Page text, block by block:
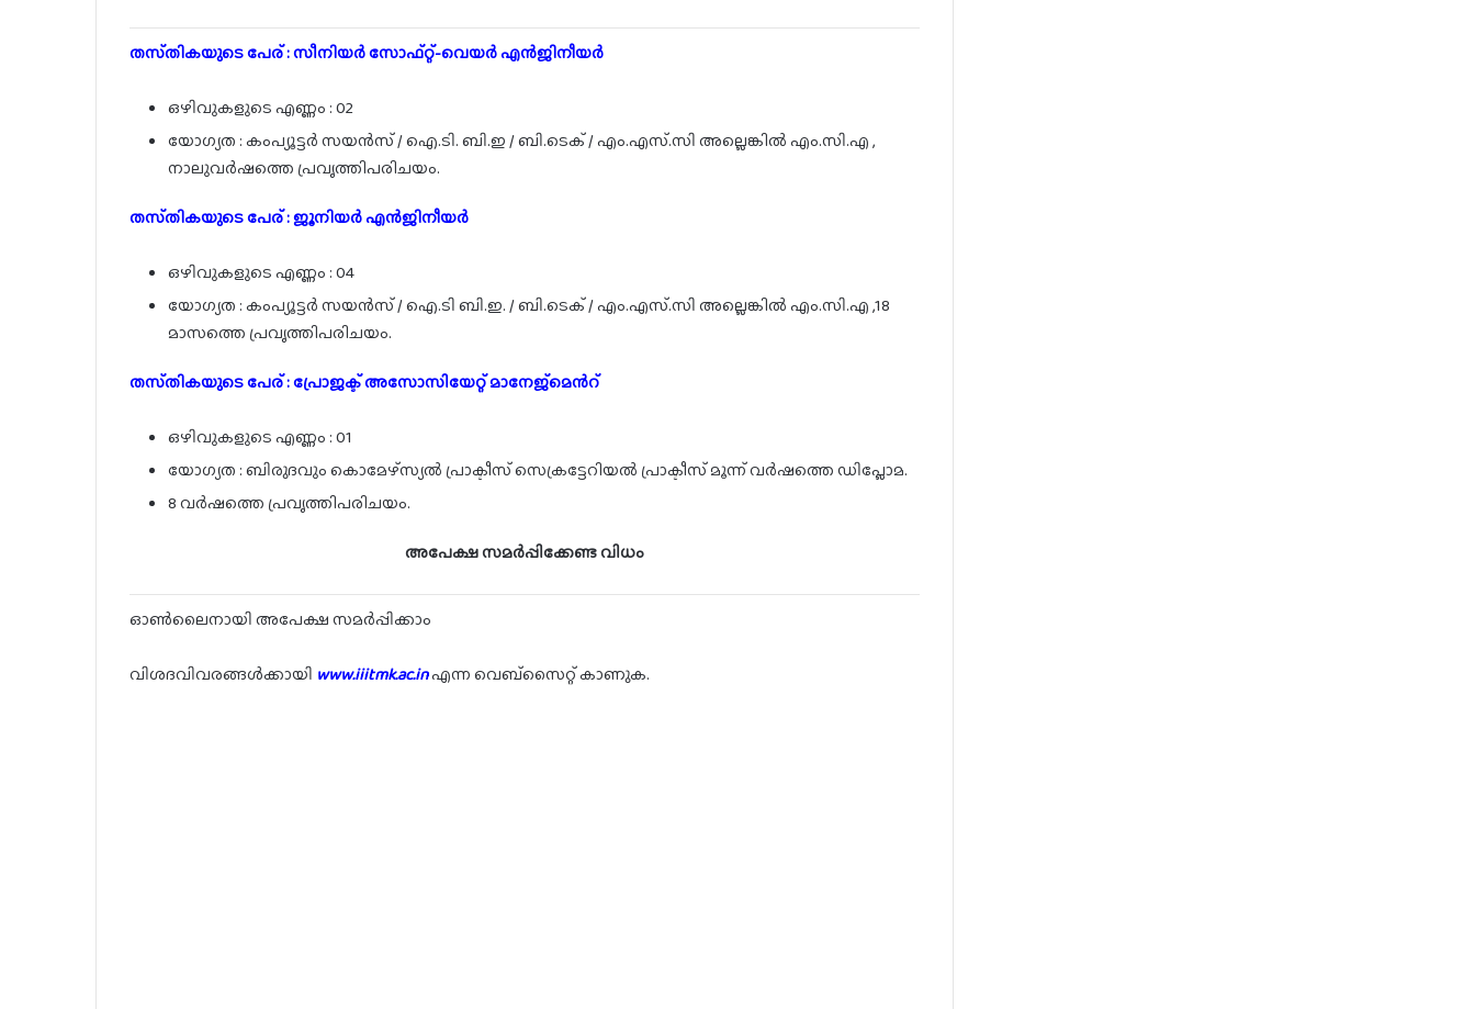
തസ്‌തികയുടെ പേര് : സീനിയർ സോഫ്റ്റ്-വെയർ എൻജിനീയർ
ഒഴിവുകളുടെ എണ്ണം : 02
യോഗ്യത : കംപ്യൂട്ടർ സയൻസ് / ഐ.ടി. ബി.ഇ / ബി.ടെക് / എം.എസ്.സി അല്ലെങ്കിൽ എം.സി.എ ,
നാലുവർഷത്തെ പ്രവൃത്തിപരിചയം.
തസ്‌തികയുടെ പേര് : ജൂനിയർ എൻജിനീയർ
ഒഴിവുകളുടെ എണ്ണം : 04
യോഗ്യത : കംപ്യൂട്ടർ സയൻസ് / ഐ.ടി ബി.ഇ. / ബി.ടെക് / എം.എസ്.സി അല്ലെങ്കിൽ എം.സി.എ ,18
മാസത്തെ പ്രവൃത്തിപരിചയം.
തസ്‌തികയുടെ പേര് : പ്രോജക്ട് അസോസിയേറ്റ് മാനേജ്മെൻറ്
ഒഴിവുകളുടെ എണ്ണം : 01
യോഗ്യത : ബിരുദവും കൊമേഴ്സ്യൽ പ്രാക്ടീസ് സെക്രട്ടേറിയൽ പ്രാക്ടീസ് മൂന്ന് വർഷത്തെ ഡിപ്ലോമ.
8 വർഷത്തെ പ്രവൃത്തിപരിചയം.
അപേക്ഷ സമർപ്പിക്കേണ്ട വിധം
ഓൺലൈനായി അപേക്ഷ സമർപ്പിക്കാം
വിശദവിവരങ്ങൾക്കായി www.iiitmk.ac.inഎന്ന വെബ്സൈറ്റ് കാണുക.